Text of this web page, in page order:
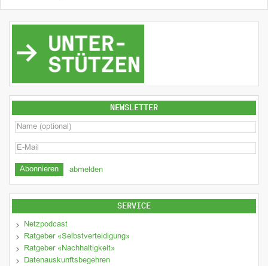
NEWSLETTER
abmelden
SERVICE
Netzpodcast
Ratgeber «Selbstverteidigung»
Ratgeber «Nachhaltigkeit»
Datenauskunftsbegehren